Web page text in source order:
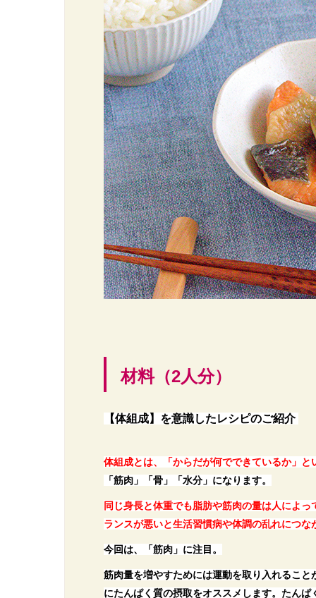
材料（2人分）
【体組成】を意識したレシピのご紹介
体組成とは、「からだが何でできているか」と
「筋肉」「骨」「水分」になります。
同じ身長と体重でも脂肪や筋肉の量は人によっ
ランスが悪いと生活習慣病や体調の乱れにつな
今回は、「筋肉」に注目。
筋肉量を増やすためには運動を取り入れること
にたんぱく質の摂取をオススメします。 たんぱ